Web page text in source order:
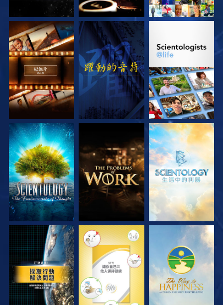
探索系列節目 觀看 探索系列節目
探索系列節目 探索系列節目 探索系列節目
觀看 觀看 觀看